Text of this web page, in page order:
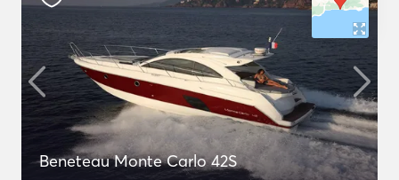
Beneteau Monte Carlo 42S